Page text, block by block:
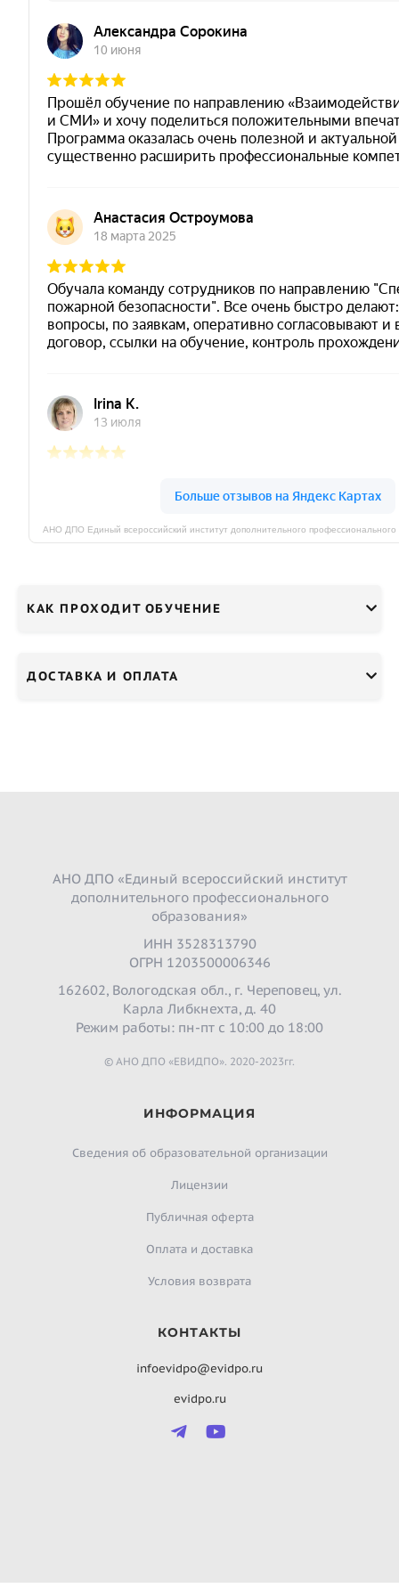
КАК ПРОХОДИТ ОБУЧЕНИЕ
ДОСТАВКА И ОПЛАТА
АНО ДПО «Единый всероссийский институт
дополнительного профессионального
образования»
ИНН 3528313790
ОГРН 1203500006346
162602, Вологодская обл., г. Череповец, ул.
Карла Либкнехта, д. 40
Режим работы: пн-пт с 10:00 до 18:00
© АНО ДПО «ЕВИДПО». 2020-2023гг.
ИНФОРМАЦИЯ
Сведения об образовательной организации
Лицензии
Публичная оферта
Оплата и доставка
Условия возврата
КОНТАКТЫ
infoevidpo@evidpo.ru
evidpo.ru